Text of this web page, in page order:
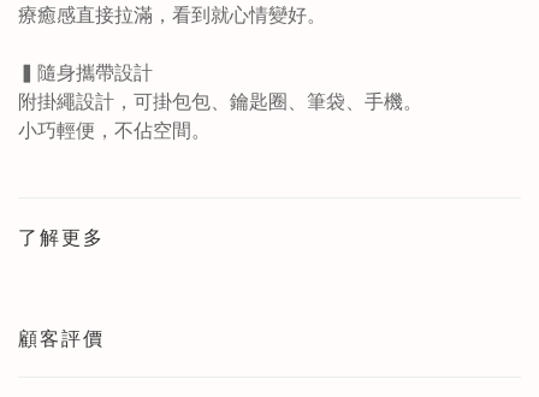
療癒感直接拉滿，看到就心情變好。
▍隨身攜帶設計
附掛繩設計，可掛包包、鑰匙圈、筆袋、手機。
小巧輕便，不佔空間。
了解更多
顧客評價